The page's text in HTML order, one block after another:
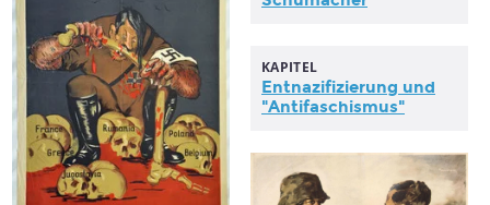
KAPITEL
Entnazifizierung und
"Antifaschismus"